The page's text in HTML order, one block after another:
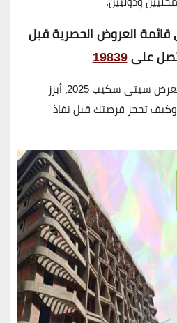
العروض الحصرية قبل
على19839
موعد معرض سيتي سكيب 2025، أبرز
وكيف تحجز فرصتك قبل نفاذ